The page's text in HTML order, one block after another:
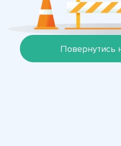
Повернутись